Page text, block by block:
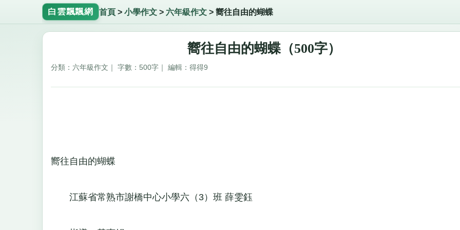
白雲飄飄網 首頁> 小學作文> 六年級作文> 嚮往自由的蝴蝶
嚮往自由的蝴蝶（500字）
分類：六年級作文｜ 字數：500字｜ 編輯：得得9
嚮往自由的蝴蝶
江蘇省常熟市謝橋中心小學六（3）班 薛雯鈺